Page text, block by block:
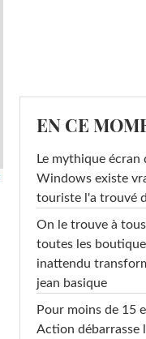
EN CE
Le mythique écran
Windows existe
touriste l'a trouvé
On le trouve à
toutes les
inattendu
jean basique
Pour moins de 15
Action débarrasse